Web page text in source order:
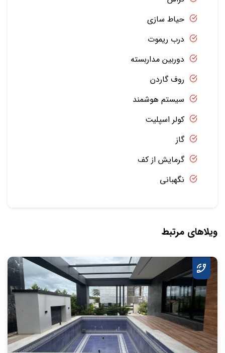
حیاط سازی
درب ریموت
دوربین مداربسته
روف گاردن
سیستم هوشمند
کولر اسپلیت
گاز
گرمایش از کف
نگهبانی
ویلاهای مرتبط